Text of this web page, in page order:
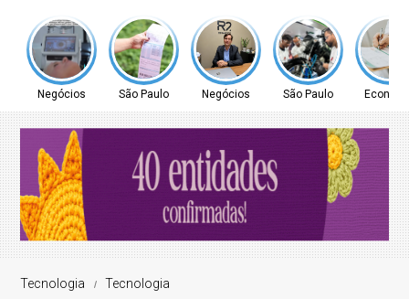
Negócios São Paulo Negócios São Paulo
Tecnologia Tecnologia